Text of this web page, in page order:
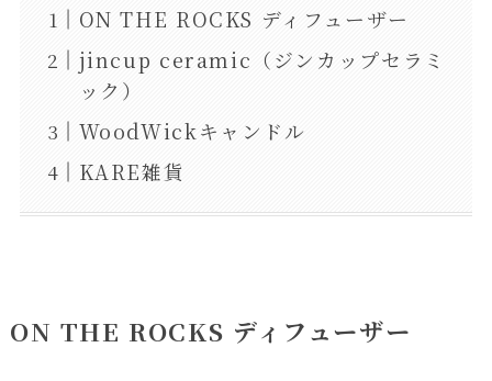
ON THE ROCKS ディフューザー
jincup ceramic（ジンカップセラミ
ック）
WoodWickキャンドル
KARE雑貨
ON THE ROCKS ディフューザー